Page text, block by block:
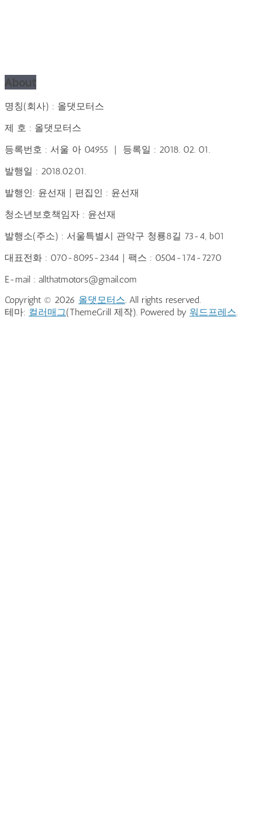
About
명칭(회사) : 올댓모터스
제 호 : 올댓모터스
등록번호 : 서울 아 04955 | 등록일 : 2018. 02. 01.
발행일 : 2018.02.01.
발행인: 윤선재 | 편집인 : 윤선재
청소년보호책임자 : 윤선재
발행소(주소) : 서울특별시 관악구 청룡8길 73-4, b01
대표전화 : 070-8095-2344 | 팩스 : 0504-174-7270
E-mail : allthatmotors@gmail.com
Copyright © 2026 올댓모터스. All rights reserved.
테마: 컬러매그(ThemeGrill 제작). Powered by 워드프레스.